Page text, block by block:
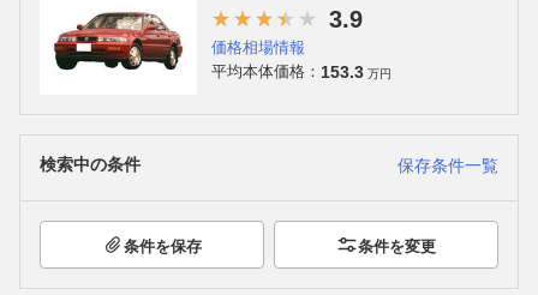
3.9
価格相場情報
平均本体価格： 153.3 万円
検索中の条件 保存条件一覧
条件を保存 条件を変更